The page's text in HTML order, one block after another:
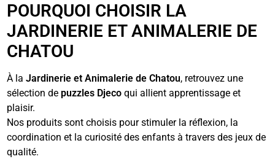
POURQUOI CHOISIR LA
JARDINERIE ET ANIMALERIE DE
CHATOU
À laJardinerie et Animalerie de Chatou, retrouvez une
sélection de puzzles Djeco qui allient apprentissage et
plaisir.
Nos produits sont choisis pour stimuler la réflexion, la
coordination et la curiosité des enfants à travers des jeux de
qualité.